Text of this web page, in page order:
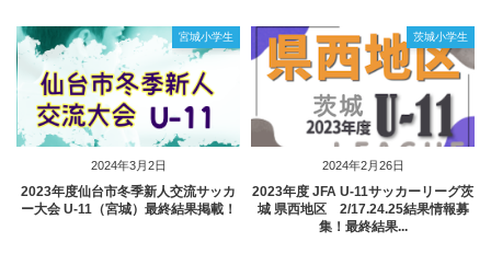
2024年3月2日
宮城小学生
2023年度仙台市冬季新人交流サッカ
ー大会 U-11（宮城）最終結果掲載！
2024年2月26日
茨城小学生
2023年度 JFA U-11サッカーリーグ茨
城 県西地区 2/17.24.25結果情報募
集！最終結果...